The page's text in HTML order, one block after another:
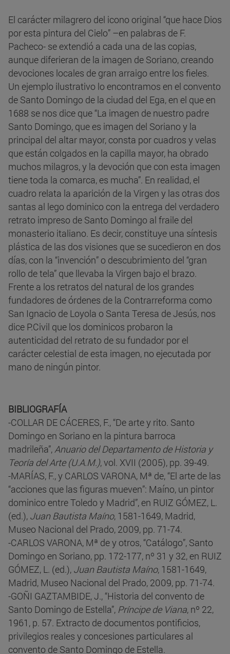
El carácter milagrero del icono original “que hace Dios
por esta pintura del Cielo” –en palabras de F.
Pacheco- se extendió a cada una de las copias,
aunque diferieran de la imagen de Soriano, creando
devociones locales de gran arraigo entre los fieles.
Un ejemplo ilustrativo lo encontramos en el convento
de Santo Domingo de la ciudad del Ega, en el que en
1688 se nos dice que “La imagen de nuestro padre
Santo Domingo, que es imagen del Soriano y la
principal del altar mayor, consta por cuadros y velas
que están colgados en la capilla mayor, ha obrado
muchos milagros, y la devoción que con esta imagen
tiene toda la comarca, es mucha”. En realidad, el
cuadro relata la aparición de la Virgen y las otras dos
santas al lego dominico con la entrega del verdadero
retrato impreso de Santo Domingo al fraile del
monasterio italiano. Es decir, constituye una síntesis
plástica de las dos visiones que se sucedieron en dos
días, con la “invención” o descubrimiento del “gran
rollo de tela” que llevaba la Virgen bajo el brazo.
Frente a los retratos del natural de los grandes
fundadores de órdenes de la Contrarreforma como
San Ignacio de Loyola o Santa Teresa de Jesús, nos
dice P.Civil que los dominicos probaron la
autenticidad del retrato de su fundador por el
carácter celestial de esta imagen, no ejecutada por
mano de ningún pintor.
BIBLIOGRAFÍA
-COLLAR DE CÁCERES, F., “De arte y rito. Santo
Domingo en Soriano en la pintura barroca
madrileña”,Anuario del Departamento de Historia y
Teoría del Arte (U.A.M.), vol. XVII (2005), pp. 39-49.
-MARÍAS, F., y CARLOS VARONA, Mª de, “El arte de las
“acciones que las figuras mueven”: Maíno, un pintor
dominico entre Toledo y Madrid”, en RUIZ GÓMEZ, L.
(ed.), Juan Bautista Maíno, 1581-1649, Madrid,
Museo Nacional del Prado, 2009, pp. 71-74.
-CARLOS VARONA, Mª de y otros, “Catálogo”, Santo
Domingo en Soriano, pp. 172-177, nº 31 y 32, en RUIZ
GÓMEZ, L. (ed.), Juan Bautista Maíno, 1581-1649,
Madrid, Museo Nacional del Prado, 2009, pp. 71-74.
-GOÑI GAZTAMBIDE, J., “Historia del convento de
Santo Domingo de Estella”, Príncipe de Viana, nº 22,
1961, p. 57. Extracto de documentos pontificios,
privilegios reales y concesiones particulares al
convento de Santo Domingo de Estella.